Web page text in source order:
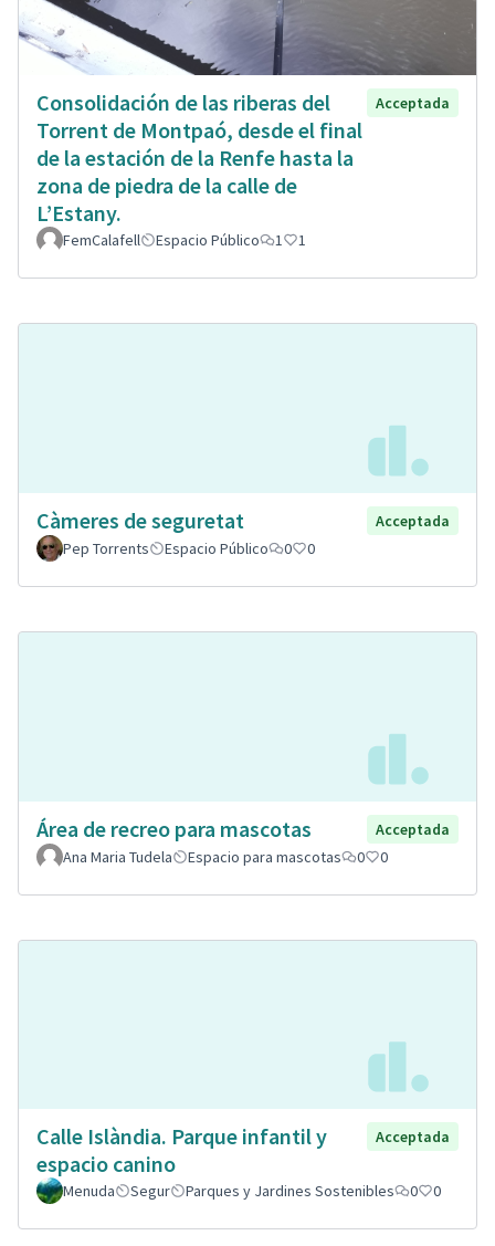
Consolidación de las riberas del
Torrent de Montpaó, desde el final
de la estación de la Renfe hasta la
zona de piedra de la calle de
L’Estany.
Acceptada
FemCalafell Espacio Público 1 1
Càmeres de seguretat
Acceptada
Pep Torrents
Espacio Público 0 0
Área de recreo para mascotas
Acceptada
Ana Maria Tudela
Espacio para mascotas 0 0
Calle Islàndia. Parque infantil y
espacio canino
Acceptada
Menuda Segur Parques y Jardines Sostenibles 0 0